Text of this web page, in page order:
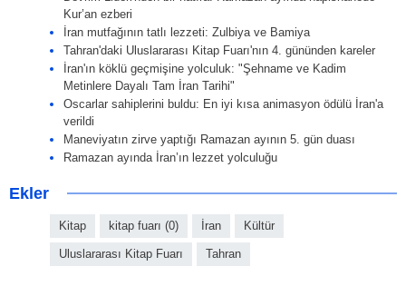
Kur’an ezberi
İran mutfağının tatlı lezzeti: Zulbiya ve Bamiya
Tahran'daki Uluslararası Kitap Fuarı'nın 4. gününden kareler
İran'ın köklü geçmişine yolculuk: "Şehname ve Kadim
Metinlere Dayalı Tam İran Tarihi"
Oscarlar sahiplerini buldu: En iyi kısa animasyon ödülü İran'a
verildi
Maneviyatın zirve yaptığı Ramazan ayının 5. gün duası
Ramazan ayında İran’ın lezzet yolculuğu
Ekler
Kitap kitap fuarı (0) İran Kültür
Uluslararası Kitap Fuarı Tahran